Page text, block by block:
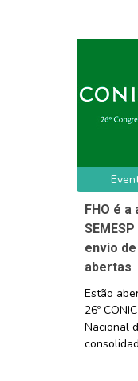
FHO é a
envio
abertas
Estão
26º
Nacional